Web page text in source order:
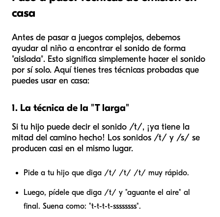
casa
Antes de pasar a juegos complejos, debemos
ayudar al niño a encontrar el sonido de forma
"aislada". Esto significa simplemente hacer el sonido
por sí solo. Aquí tienes tres técnicas probadas que
puedes usar en casa:
1. La técnica de la "T larga"
Si tu hijo puede decir el sonido /t/, ¡ya tiene la
mitad del camino hecho! Los sonidos /t/ y /s/ se
producen casi en el mismo lugar.
Pide a tu hijo que diga /t/ /t/ /t/ muy rápido.
Luego, pídele que diga /t/ y "aguante el aire" al
final. Suena como: "t-t-t-t-ssssssss".